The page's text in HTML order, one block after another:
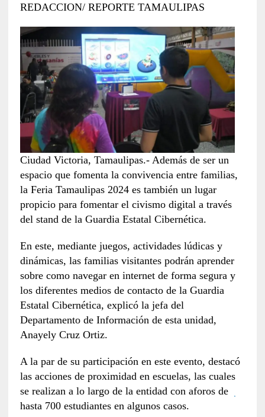
REDACCION/ REPORTE TAMAULIPAS
Ciudad Victoria, Tamaulipas.- Además de ser un
espacio que fomenta la convivencia entre familias,
la Feria Tamaulipas 2024 es también un lugar
propicio para fomentar el civismo digital a través
del stand de la Guardia Estatal Cibernética.
En este, mediante juegos, actividades lúdicas y
dinámicas, las familias visitantes podrán aprender
sobre como navegar en internet de forma segura y
los diferentes medios de contacto de la Guardia
Estatal Cibernética, explicó la jefa del
Departamento de Información de esta unidad,
Anayely Cruz Ortiz.
A la par de su participación en este evento, destacó
las acciones de proximidad en escuelas, las cuales
se realizan a lo largo de la entidad con aforos de
hasta 700 estudiantes en algunos casos.